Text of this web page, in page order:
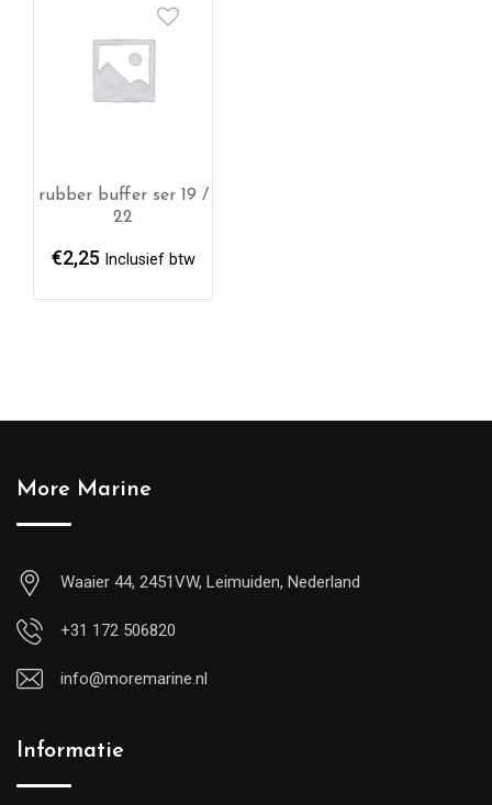
rubber buffer ser 19 /
22
€2,25 Inclusief btw
More Marine
Waaier 44, 2451VW, Leimuiden, Nederland
+31 172 506820
info@moremarine.nl
Informatie